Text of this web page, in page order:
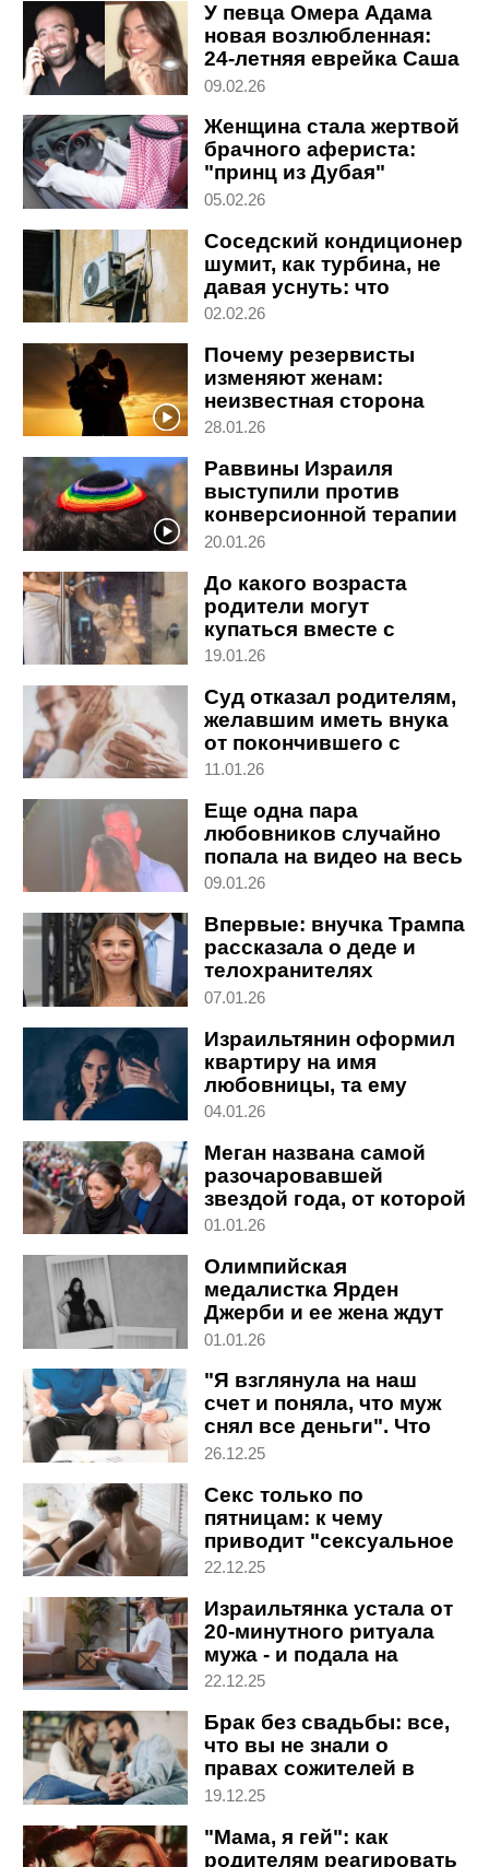
У певца Омера Адама
новая возлюбленная:
24-летняя еврейка Саша
из Италии
09.02.26
Женщина стала жертвой
брачного афериста:
"принц из Дубая"
выманил миллионы
05.02.26
Соседский кондиционер
шумит, как турбина, не
давая уснуть: что
делать
02.02.26
Почему резервисты
изменяют женам:
неизвестная сторона
войны в Израиле
28.01.26
Раввины Израиля
выступили против
конверсионной терапии
для религиозных ЛГБТ
20.01.26
До какого возраста
родители могут
купаться вместе с
ребенком: объясняет
19.01.26
Суд отказал родителям,
желавшим иметь внука
от покончившего с
собой сына
11.01.26
Еще одна пара
любовников случайно
попала на видео на весь
мир
09.01.26
Впервые: внучка Трампа
рассказала о деде и
телохранителях
07.01.26
Израильтянин оформил
квартиру на имя
любовницы, та ему
изменила. Что решил
04.01.26
Меган названа самой
разочаровавшей
звездой года, от которой
бегут сотрудники
01.01.26
Олимпийская
медалистка Ярден
Джерби и ее жена ждут
ребенка
01.01.26
"Я взглянула на наш
счет и поняла, что муж
снял все деньги". Что
делать
26.12.25
Секс только по
пятницам: к чему
приводит "сексуальное
голодание" в паре
22.12.25
Израильтянка устала от
20-минутного ритуала
мужа - и подала на
развод
22.12.25
Брак без свадьбы: все,
что вы не знали о
правах сожителей в
Израиле (ядуим бе-
19.12.25
"Мама, я гей": как
родителям реагировать